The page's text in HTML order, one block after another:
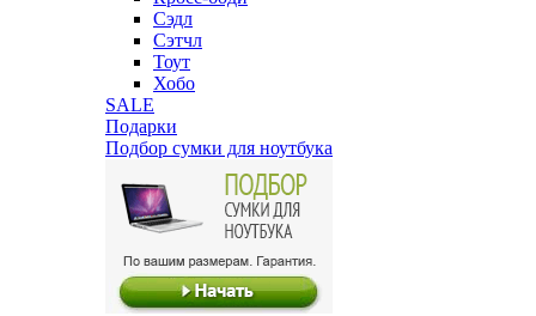
Сэдл
Сэтчл
Тоут
Хобо
SALE
Подарки
Подбор сумки для ноутбука